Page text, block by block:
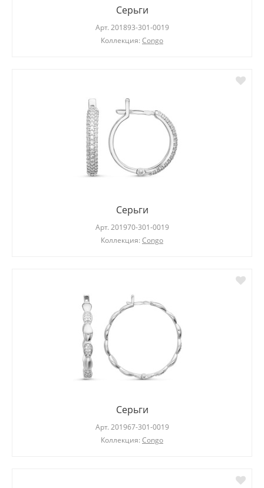
Серьги
Арт. 201893-301-0019
Коллекция: Congo
Серьги
Арт. 201970-301-0019
Коллекция: Congo
Серьги
Арт. 201967-301-0019
Коллекция: Congo